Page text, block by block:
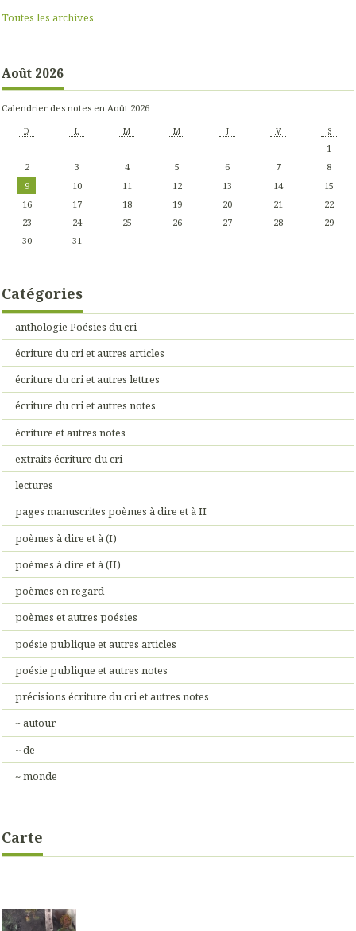
Toutes les archives
Août 2026
Calendrier des notes en Août 2026
D L M M J V S
1
2
3 4 5 6 7
8
9
10 11 12 13 14
15
16
17 18 19 20 21
22
23
24 25 26 27 28
29
30
31
Catégories
anthologie Poésies du cri
écriture du cri et autres articles
écriture du cri et autres lettres
écriture du cri et autres notes
écriture et autres notes
extraits écriture du cri
lectures
pages manuscrites poèmes à dire et à II
poèmes à dire et à (I)
poèmes à dire et à (II)
poèmes en regard
poèmes et autres poésies
poésie publique et autres articles
poésie publique et autres notes
précisions écriture du cri et autres notes
~ autour
~ de
~ monde
Carte